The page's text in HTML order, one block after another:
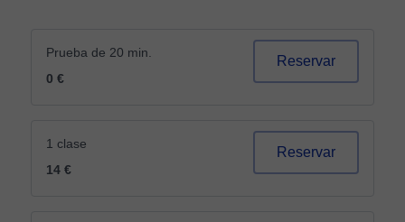
Prueba de 20 min.
0 €
Reservar
1 clase
14 €
Reservar